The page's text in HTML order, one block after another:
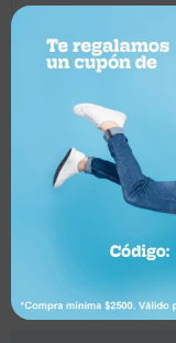
USD 182,00
USD163,80
Cortadora de
38cm 1600W 3
Llega hoy
¿Por